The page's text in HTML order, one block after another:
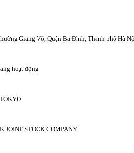
Giảng Võ, Quận Ba Đình, Thành phố Hà
hoạt động
JOINT STOCK COMPANY